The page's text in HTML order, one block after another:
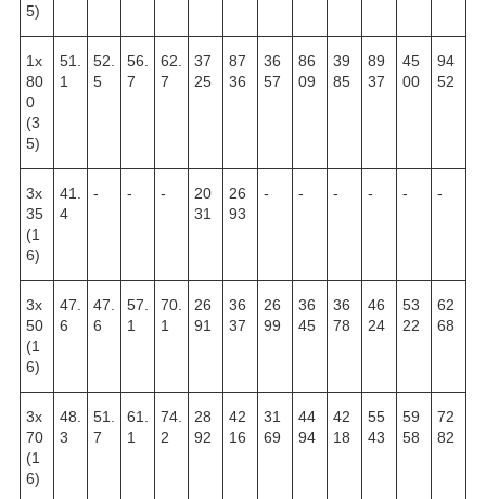
5)
1х
80
0
(3
5)
51.
1
52.
5
56.
7
62.
7
37
25
87
36
36
57
86
09
39
85
89
37
45
00
94
52
3х
35
(1
6)
41.
4
- - -
20
31
26
93
- - - - - -
3х
50
(1
6)
47.
6
47.
6
57.
1
70.
1
26
91
36
37
26
99
36
45
36
78
46
24
53
22
62
68
3х
70
(1
6)
48.
3
51.
7
61.
1
74.
2
28
92
42
16
31
69
44
94
42
18
55
43
59
58
72
82